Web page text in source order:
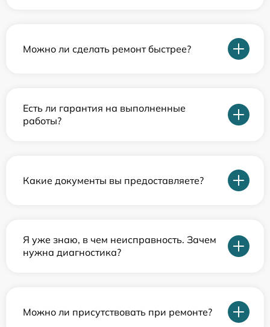
Можно ли сделать ремонт быстрее?
Есть ли гарантия на выполненные
работы?
Какие документы вы предоставляете?
Я уже знаю, в чем неисправность. Зачем
нужна диагностика?
Можно ли присутствовать при ремонте?